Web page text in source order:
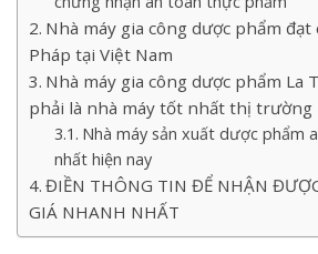
Nhà máy gia công dược phẩm
Pháp tại Việt Nam
Nhà máy gia công dược phẩm La
phải là nhà máy tốt nhất thị trường
Nhà máy sản xuất dược phẩm
nhất hiện nay
ĐIỀN THÔNG TIN ĐỂ NHẬN
GIÁ NHANH NHẤT